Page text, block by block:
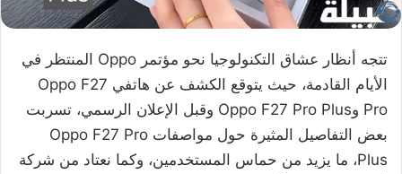
تتجه أنظار عشاق التكنولوجيا نحو مؤتمر Oppo المنتظر في
الأيام القادمة، حيث يتوقع الكشف عن هاتفي Oppo F27
Pro وOppo F27 Pro Plus وقبل الإعلان الرسمي، تسربت
بعض التفاصيل المثيرة حول مواصفات Oppo F27 Pro
Plus، ما يزيد من حماس المستخدمين، وكما نعتاد من شركة